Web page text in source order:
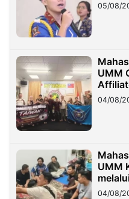
05/08/
UMM
04/08/
UMM
di
04/08/